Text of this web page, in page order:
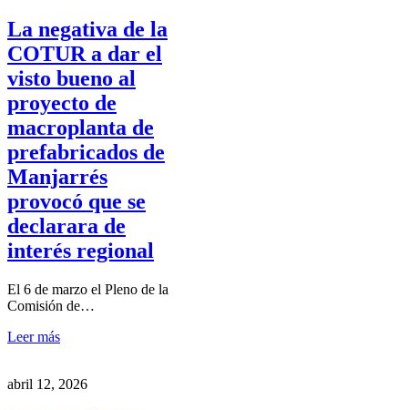
La negativa de la
COTUR a dar el
visto bueno al
proyecto de
macroplanta de
prefabricados de
Manjarrés
provocó que se
declarara de
interés regional
El 6 de marzo el Pleno de la
Comisión de…
Leer más
abril 12, 2026